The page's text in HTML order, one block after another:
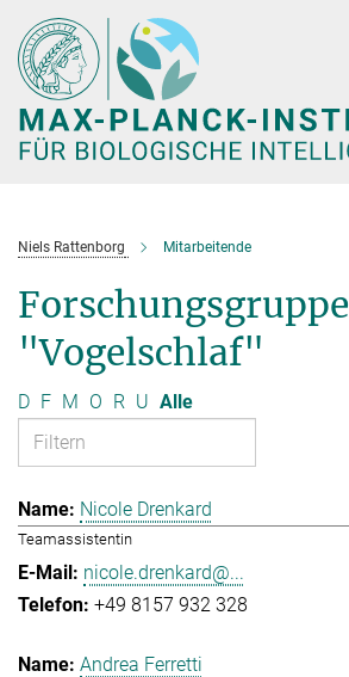
Hauptinhalt
Niels Rattenborg Mitarbeitende
Forschungsgruppe
"Vogelschlaf"
D F M O R U Alle
Nicole Drenkard
Teamassistentin
nicole.drenkard@...
+49 8157 932 328
Andrea Ferretti